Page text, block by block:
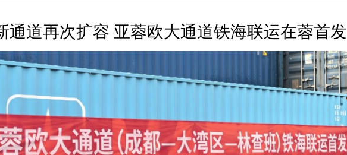
通道再次扩容 亚蓉欧大通道铁海联运在蓉首发